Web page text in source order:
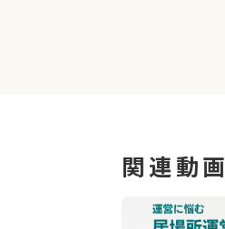
関連動画